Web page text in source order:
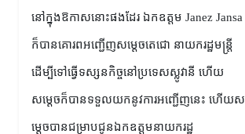
នៅក្នុងឱកាសនោះផងដែរ ឯកឧត្តម Janez Jansa
ក៏បានគោរពអញ្ជើញសម្តេចតេជោ នាយករដ្ឋមន្ត្រី
ដើម្បីទៅធ្វើទស្សនកិច្ចនៅប្រទេសស្លូវានី ហើយ
សម្ដេចក៏បានទទួលយកនូវការអញ្ជើញនេះ ហើយស
ម្តេចបានជម្រាបជូនឯកឧត្តមនាយករដ្ឋ